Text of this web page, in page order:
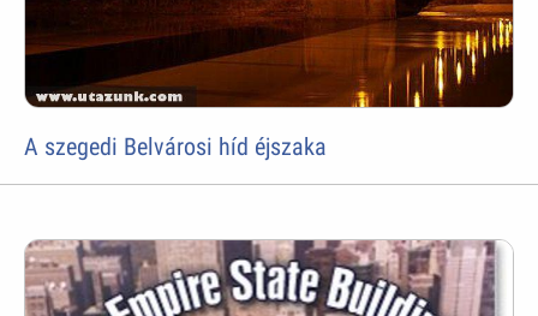
A szegedi Belvárosi híd éjszaka